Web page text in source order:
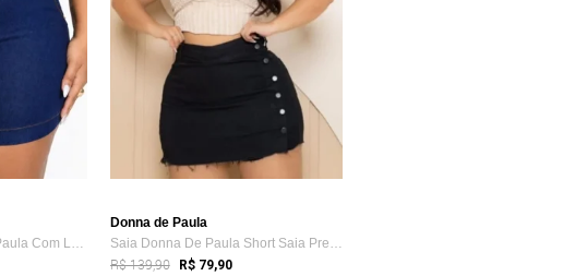
Short Jeans Donna De Paula Com Lacinho N...
Donna de Paula
Saia Donna De Paula Short Saia Preto Fem...
R$ 139,90 R$ 79,90